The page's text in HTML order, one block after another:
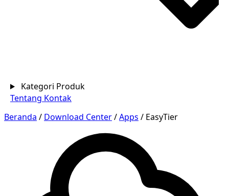
Kategori Produk
Tentang Kontak
Beranda / Download Center/Apps / EasyTier